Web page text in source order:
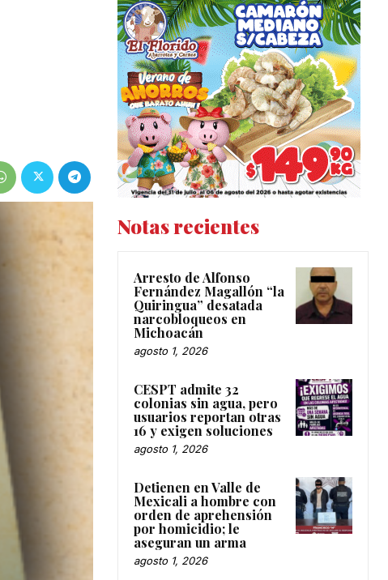
Notas recientes
Arresto de Alfonso
Fernández Magallón “la
Quiringua” desatada
narcobloqueos en
Michoacán
agosto 1, 2026
CESPT admite 32
colonias sin agua, pero
usuarios reportan otras
16 y exigen soluciones
agosto 1, 2026
Detienen en Valle de
Mexicali a hombre con
orden de aprehensión
por homicidio; le
aseguran un arma
agosto 1, 2026